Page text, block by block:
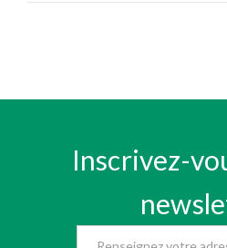
Inscrivez-